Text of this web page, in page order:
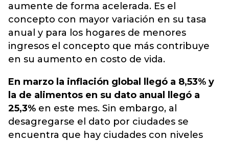
aumente de forma acelerada. Es el
concepto con mayor variación en su tasa
anual y para los hogares de menores
ingresos el concepto que más contribuye
en su aumento en costo de vida.
En marzo la inflación global llegó a 8,53% y
la de alimentos en su dato anual llegó a
25,3% en este mes. Sin embargo, al
desagregarse el dato por ciudades se
encuentra que hay ciudades con niveles